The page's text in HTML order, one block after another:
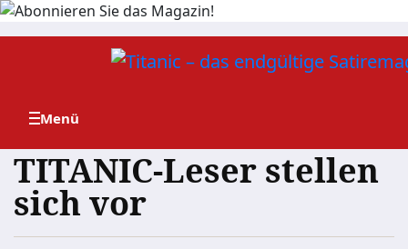
Zum
TITANIC-Leser stellen
sich vor